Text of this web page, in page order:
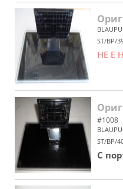
ST/BP/
НЕ Е
#1008
ST/BP/
С